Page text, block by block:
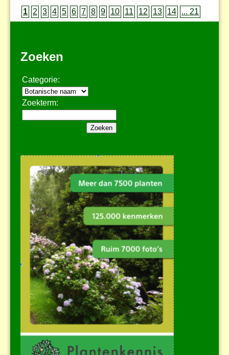
1 2 3 4 5 6 7 8 9 10 11 12 13 14 ... 21
Zoeken
Categorie:
Zoekterm: